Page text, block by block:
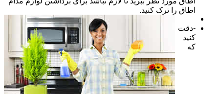
اطاق را ترک کنید.
-دقت
کنید
که